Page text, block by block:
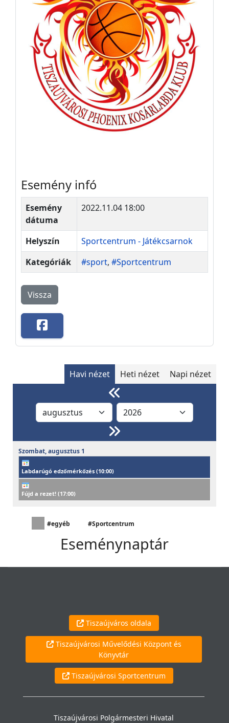
Esemény infó
Esemény
dátuma
2022.11.04 18:00
Helyszín
Sportcentrum - Játékcsarnok
Kategóriák
#sport, #Sportcentrum
Vissza
Havi nézet Heti nézet Napi nézet
Szombat,augusztus 1
Labdarúgó edzőmérkőzés (10:00)
Fújd a rezet! (17:00)
#egyéb #Sportcentrum
Eseménynaptár
Tiszaújváros oldala
Tiszaújvárosi Művelődési Központ és
Könyvtár
Tiszaújvárosi Sportcentrum
Tiszaújvárosi Polgármesteri Hivatal